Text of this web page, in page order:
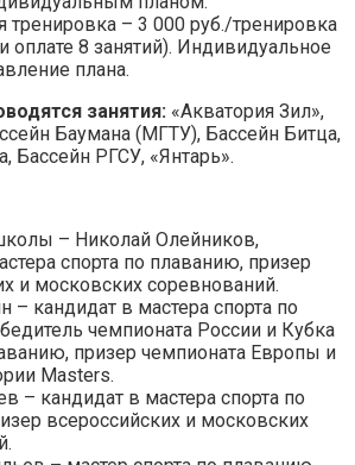
тренировка – 3 000 руб./тренировка
оплате 8 занятий). Индивидуальное
плана.
занятия: «Акватория Зил»,
Баумана (МГТУ), Бассейн Битца,
Бассейн РГСУ, «Янтарь».
– Николай Олейников,
спорта по плаванию, призер
и московских соревнований.
– кандидат в мастера спорта по
чемпионата России и Кубка
призер чемпионата Европы и
Masters.
– кандидат в мастера спорта по
всероссийских и московских